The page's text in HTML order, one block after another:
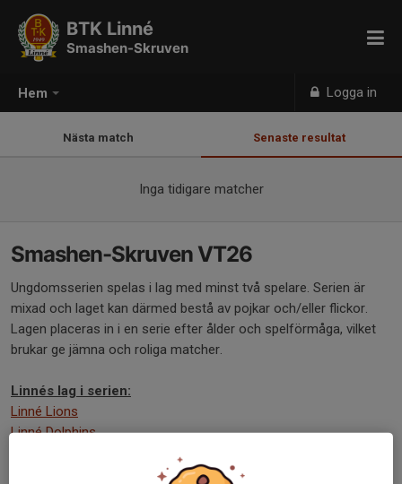
Hem Logga in
BTK Linné
Smashen-Skruven
Nästa match Senaste resultat
Inga tidigare matcher
Smashen-Skruven VT26
Ungdomsserien spelas i lag med minst två spelare. Serien är
mixad och laget kan därmed bestå av pojkar och/eller flickor.
Lagen placeras in i en serie efter ålder och spelförmåga, vilket
brukar ge jämna och roliga matcher.
Linnés lag i serien:
Linné Lions
Linné Dolphins